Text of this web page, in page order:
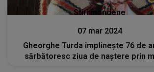
Stiri mondene
07 mar 2024
Gheorghe Turda împlinește 76 de
sărbătoresc ziua de naștere prin